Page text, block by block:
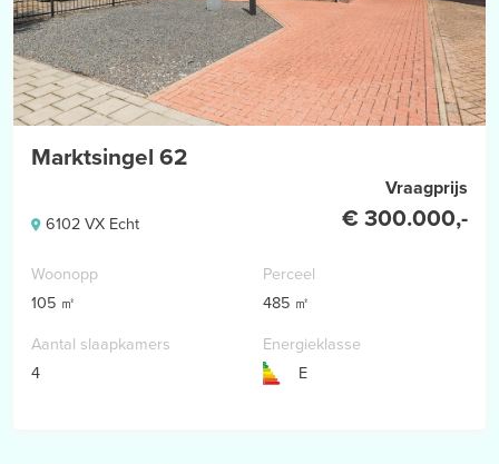
Marktsingel 62
6102 VX Echt
Vraagprijs
€ 300.000,-
Woonopp
105 ㎡
Perceel
485 ㎡
Aantal slaapkamers
4
Energieklasse
E